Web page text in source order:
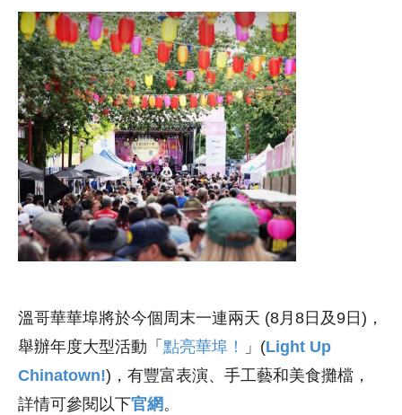
溫哥華華埠將於今個周末一連兩天 (8月8日及9日)，
舉辦年度大型活動「 點亮華埠！ 」(Light Up
Chinatown!)，有豐富表演、手工藝和美食攤檔，
詳情可參閱以下官網。